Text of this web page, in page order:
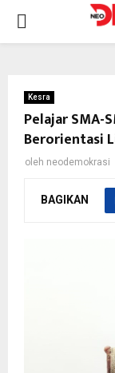
PRIMARY
Kesra
Pelajar SMA-
Berorientasi
oleh neodemokrasi
BAGIKAN